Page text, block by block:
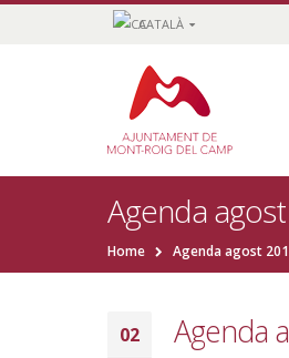
CATALÀ
Agenda
Home Agenda agost
02 Agenda